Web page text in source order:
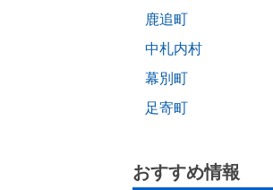
鹿追町
中札内村
幕別町
足寄町
おすすめ情報